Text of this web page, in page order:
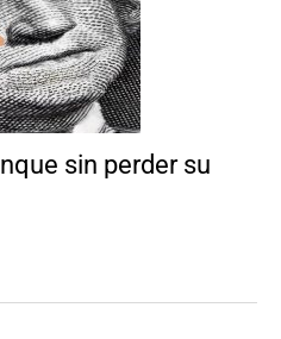
sin perder su